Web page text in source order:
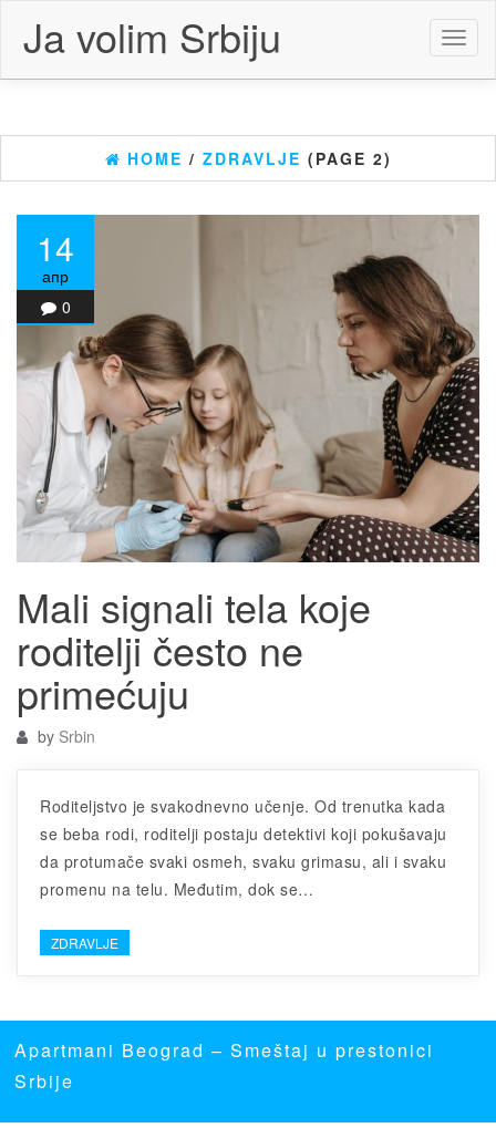
content
Ja volim Srbiju
HOME / ZDRAVLJE (PAGE 2)
14
апр
0
Mali signali tela koje
roditelji često ne
primećuju
by Srbin
Roditeljstvo je svakodnevno učenje. Od trenutka kada
se beba rodi, roditelji postaju detektivi koji pokušavaju
da protumače svaki osmeh, svaku grimasu, ali i svaku
promenu na telu. Međutim, dok se…
ZDRAVLJE
Apartmani Beograd– Smeštaj u prestonici
Srbije